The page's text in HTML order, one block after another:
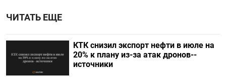
ЧИТАТЬ ЕЩЕ
КТК снизил экспорт нефти в июле на
20% к плану из-за атак дронов--
источники